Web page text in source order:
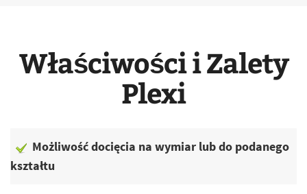
Właściwości i Zalety
Plexi
Możliwość docięcia na wymiar lub do podanego
kształtu